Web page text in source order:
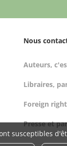
susceptibles
Nous
Auteurs,
Libraires,
Foreign
Presse et